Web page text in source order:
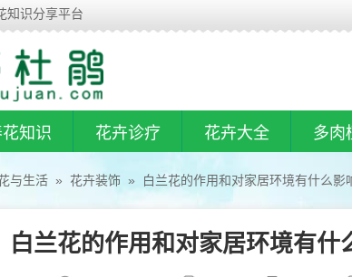
知识分享平台
花知识 花卉诊疗 花卉大全 多肉
与生活 » 花卉装饰 » 白兰花的作用和对家居环境有什么影
白兰花的作用和对家居环境有什